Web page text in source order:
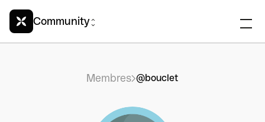
Community
Membres @bouclet